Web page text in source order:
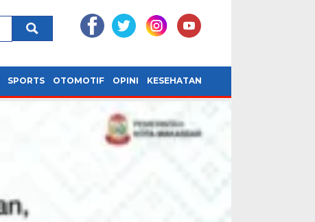
SPORTS OTOMOTIF OPINI KESEHATAN